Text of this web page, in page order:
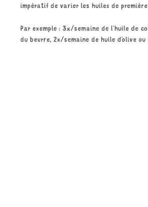
impératif de varier les huiles de
Par exemple : 3x/semaine de l’huile de
du beurre, 2x/semaine de huile d’olive